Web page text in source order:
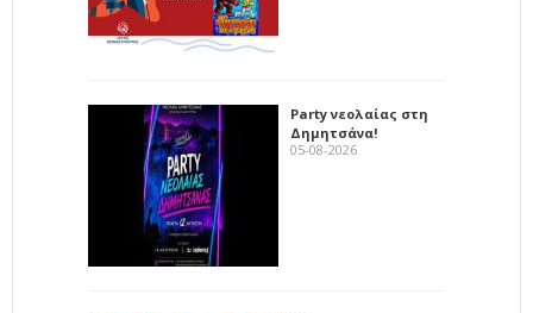
Party νεολαίας στη
Δημητσάνα!
05-08-2026